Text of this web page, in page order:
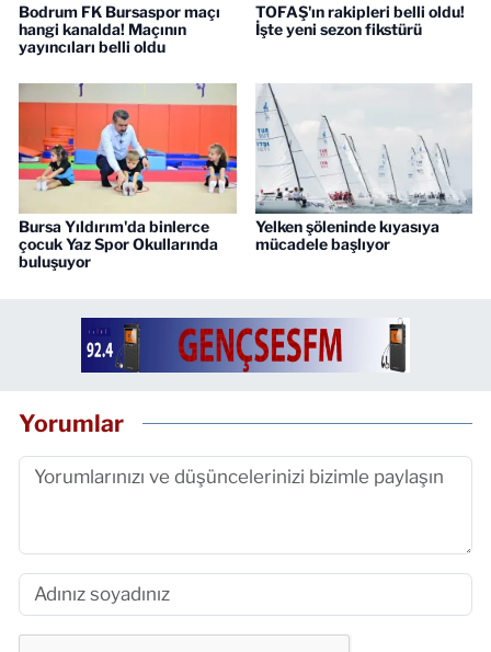
Bodrum FK Bursaspor maçı
hangi kanalda! Maçının
yayıncıları belli oldu
TOFAŞ'ın rakipleri belli oldu!
İşte yeni sezon fikstürü
Bursa Yıldırım'da binlerce
çocuk Yaz Spor Okullarında
buluşuyor
Yelken şöleninde kıyasıya
mücadele başlıyor
Yorumlar